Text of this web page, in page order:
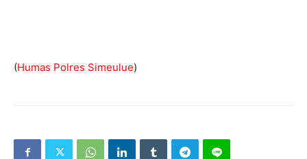
(Humas Polres Simeulue)